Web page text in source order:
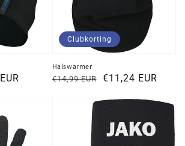
Halswarmer
Normale
€14,99 EUR
Kortingsprijs€11,24 EUR
Clubkorting